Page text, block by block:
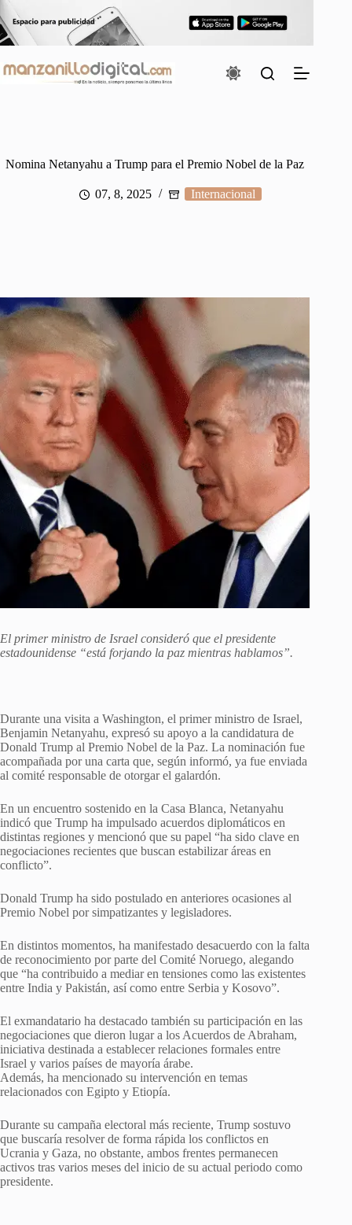
al
contenido
Nomina Netanyahu a Trump para el Premio Nobel de la Paz
07, 8, 2025 Internacional
El primer ministro de Israel consideró que el presidente
estadounidense “está forjando la paz mientras hablamos”.
Durante una visita a Washington, el primer ministro de Israel,
Benjamin Netanyahu, expresó su apoyo a la candidatura de
Donald Trump al Premio Nobel de la Paz. La nominación fue
acompañada por una carta que, según informó, ya fue enviada
al comité responsable de otorgar el galardón.
En un encuentro sostenido en la Casa Blanca, Netanyahu
indicó que Trump ha impulsado acuerdos diplomáticos en
distintas regiones y mencionó que su papel “ha sido clave en
negociaciones recientes que buscan estabilizar áreas en
conflicto”.
Donald Trump ha sido postulado en anteriores ocasiones al
Premio Nobel por simpatizantes y legisladores.
En distintos momentos, ha manifestado desacuerdo con la falta
de reconocimiento por parte del Comité Noruego, alegando
que “ha contribuido a mediar en tensiones como las existentes
entre India y Pakistán, así como entre Serbia y Kosovo”.
El exmandatario ha destacado también su participación en las
negociaciones que dieron lugar a los Acuerdos de Abraham,
iniciativa destinada a establecer relaciones formales entre
Israel y varios países de mayoría árabe.
Además, ha mencionado su intervención en temas
relacionados con Egipto y Etiopía.
Durante su campaña electoral más reciente, Trump sostuvo
que buscaría resolver de forma rápida los conflictos en
Ucrania y Gaza, no obstante, ambos frentes permanecen
activos tras varios meses del inicio de su actual periodo como
presidente.